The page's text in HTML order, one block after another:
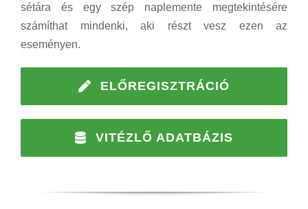
sétára és egy szép naplemente megtekintésére
számíthat mindenki, aki részt vesz ezen az
eseményen.
ELŐREGISZTRÁCIÓ
VITÉZLŐ ADATBÁZIS